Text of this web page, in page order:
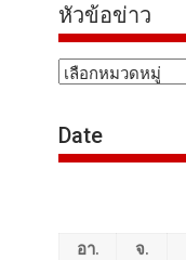
หัวข้อข่าว
หัวข้อ
Date
อา. จ.